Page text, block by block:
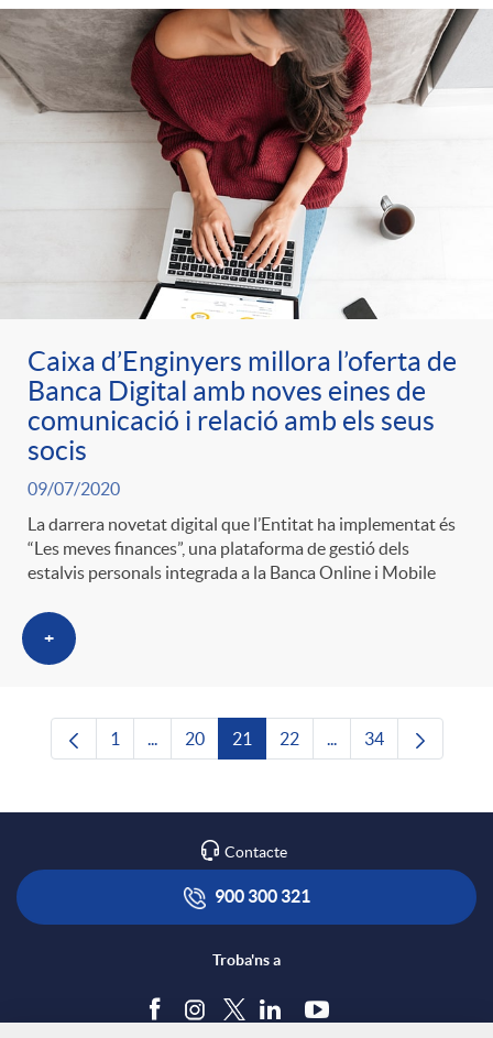
Caixa d’Enginyers millora l’oferta de
Banca Digital amb noves eines de
comunicació i relació amb els seus
socis
09/07/2020
La darrera novetat digital que l’Entitat ha implementat és
“Les meves finances”, una plataforma de gestió dels
estalvis personals integrada a la Banca Online i Mobile
+
Pàgina
1 ...Pàgines intermèdies Utilitzeu TAB per
Pàgina
20 Pàgina
21 Pàgina
22 ...Pàgines intermèdies
Pàgina
34
Contacte
900 300 321
Troba'ns a